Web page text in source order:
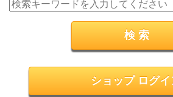
ショップ ログイ